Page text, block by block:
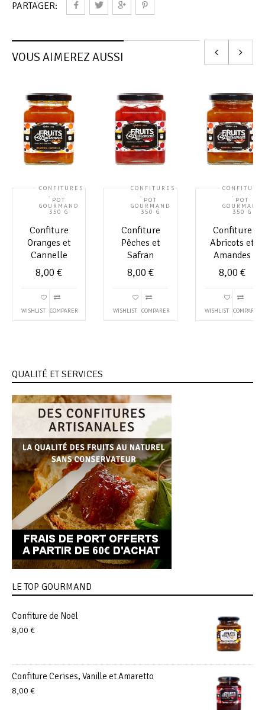
PARTAGER:
VOUS AIMEREZ AUSSI
CONFITURES
,
POT
GOURMAND
350 G
Confiture
Oranges et
Cannelle
8,00 €
WISHLIST COMPARER
CONFITURES
,
POT
GOURMAND
350 G
Confiture
Pêches et
Safran
8,00 €
WISHLIST COMPARER
,
POT
GOURMAND
350 G
Confiture
Abricots et
Amandes
8,00 €
WISHLIST COMPARER
QUALITÉ ET SERVICES
LE TOP GOURMAND
Confiture de Noël
8,00 €
Confiture Cerises, Vanille et Amaretto
8,00 €